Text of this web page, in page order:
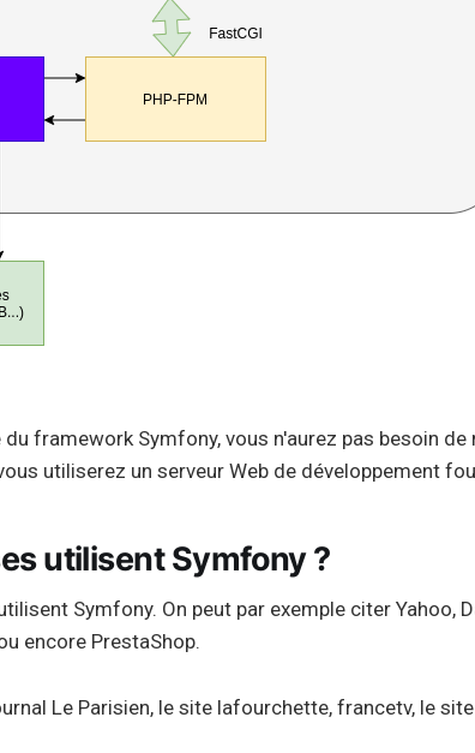
framework Symfony, vous n'aurez pas besoin de
utiliserez un serveur Web de développement
utilisent Symfony ?
Symfony. On peut par exemple citer Yahoo,
encore PrestaShop.
Le Parisien, le site lafourchette, francetv, le site